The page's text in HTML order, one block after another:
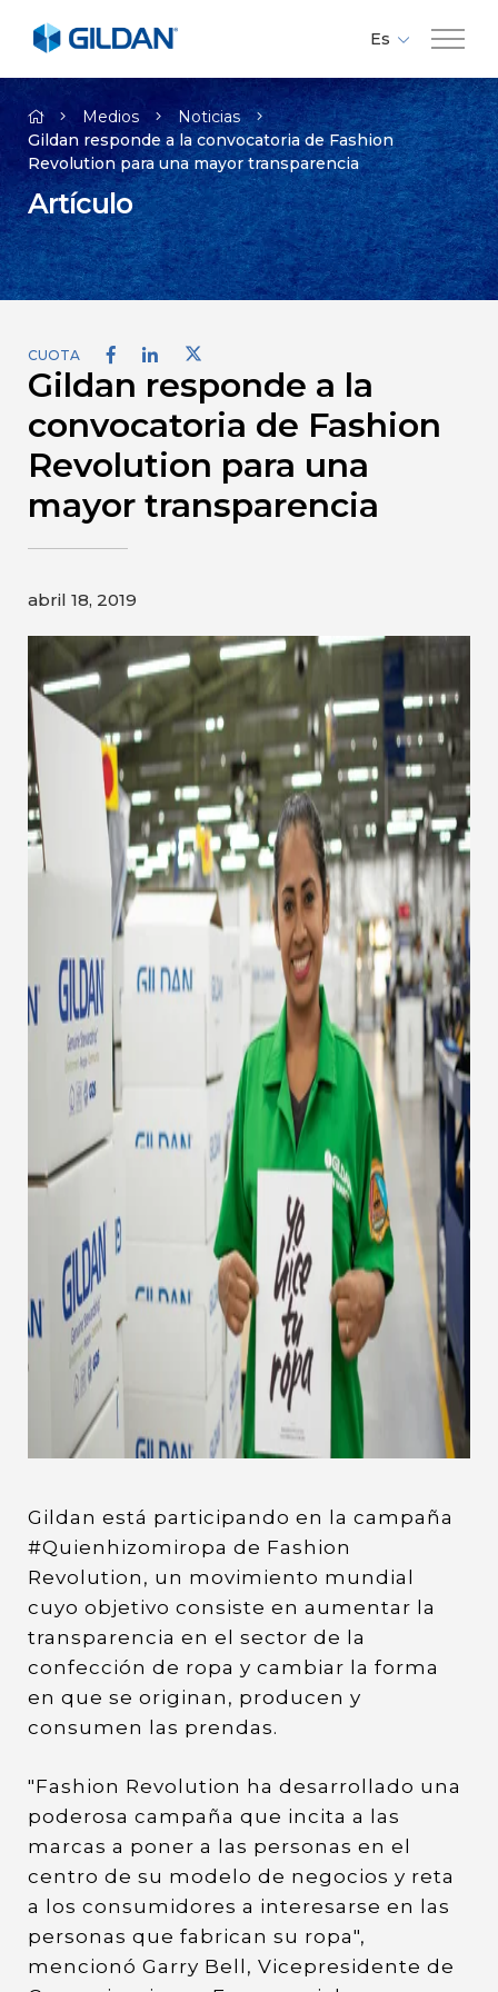
Compañía
Marcas
Responsabilidad
Empleos
Contacto
Gildan y HanesBrands pagina de
inicio
Es
Fr
En
Medios
Noticias
Gildan responde a la convocatoria de Fashion
Revolution para una mayor transparencia
Artículo
CUOTA
Gildan responde a la
convocatoria de Fashion
Revolution para una
mayor transparencia
abril 18, 2019
Gildan está participando en la campaña
#Quienhizomiropa de Fashion
Revolution, un movimiento mundial
cuyo objetivo consiste en aumentar la
transparencia en el sector de la
confección de ropa y cambiar la forma
en que se originan, producen y
consumen las prendas.
"Fashion Revolution ha desarrollado una
poderosa campaña que incita a las
marcas a poner a las personas en el
centro de su modelo de negocios y reta
a los consumidores a interesarse en las
personas que fabrican su ropa",
mencionó Garry Bell, Vicepresidente de